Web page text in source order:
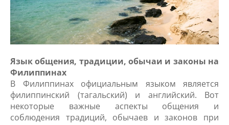
Язык общения, традиции, обычаи и законы на
Филиппинах
В Филиппинах официальным языком является
филиппинский (тагальский) и английский. Вот
некоторые важные аспекты общения и
соблюдения традиций, обычаев и законов при